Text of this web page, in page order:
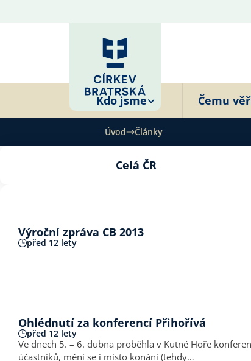
Kdo jsme Čemu
Úvod Články
Celá ČR
Výroční zpráva CB 2013
před 12 lety
Ohlédnutí za konferencí Přihořívá
před 12 lety
Ve dnech 5. – 6. dubna proběhla v Kutné Hoře
účastníků, mění se i místo konání (tehdy…